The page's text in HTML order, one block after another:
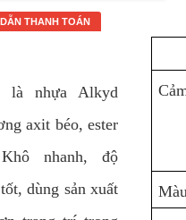
THANH TOÁN
là nhựa Alkyd
axit béo, ester
nhanh, độ
dùng sản xuất